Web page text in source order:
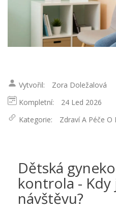
Vytvořil:
Zora Doležalová
Kompletní:
24 Led 2026
Kategorie:
Zdraví A Péče O
Dětská
kontrola - Kdy
návštěvu?